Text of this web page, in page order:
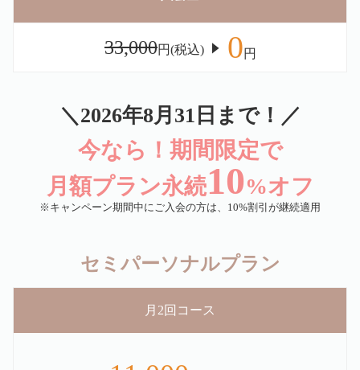
33,000円(税込) 0円
＼2026年8月31日まで！／
今なら！期間限定で
月額プラン永続10%オフ
※キャンペーン期間中にご入会の方は、10%割引が継続適用
セミパーソナルプラン
月2回コース